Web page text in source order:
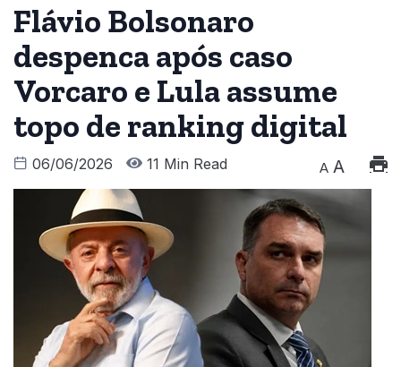
Flávio Bolsonaro
despenca após caso
Vorcaro e Lula assume
topo de ranking digital
06/06/2026 11 Min Read A A